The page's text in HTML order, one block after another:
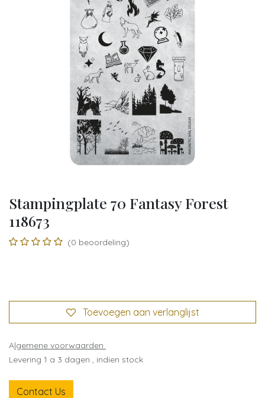
Stampingplate 70 Fantasy Forest
118673
(0 beoordeling)
Toevoegen aan verlanglijst
Algemene voorwaarden
Levering 1 a 3 dagen , indien stock
Contact Us